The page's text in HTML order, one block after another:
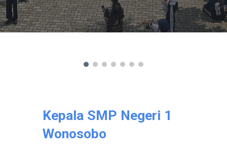
Kepala SMP Negeri 1
Wonosobo